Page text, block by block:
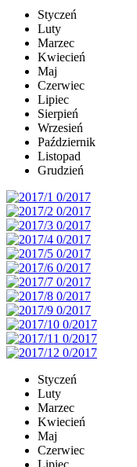
Styczeń
Luty
Marzec
Kwiecień
Maj
Czerwiec
Lipiec
Sierpień
Wrzesień
Październik
Listopad
Grudzień
Styczeń
Luty
Marzec
Kwiecień
Maj
Czerwiec
Lipiec